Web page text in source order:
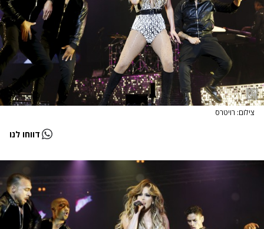
צילום: רויטרס
דווחו לנו